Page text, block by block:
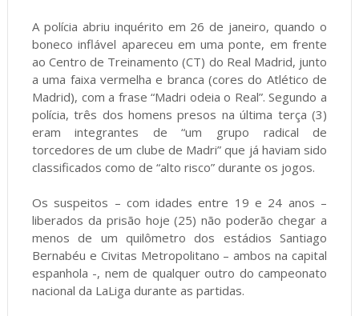
A polícia abriu inquérito em 26 de janeiro, quando o
boneco inflável apareceu em uma ponte, em frente
ao Centro de Treinamento (CT) do Real Madrid, junto
a uma faixa vermelha e branca (cores do Atlético de
Madrid), com a frase “Madri odeia o Real”. Segundo a
polícia, três dos homens presos na última terça (3)
eram integrantes de “um grupo radical de
torcedores de um clube de Madri” que já haviam sido
classificados como de “alto risco” durante os jogos.
Os suspeitos – com idades entre 19 e 24 anos –
liberados da prisão hoje (25) não poderão chegar a
menos de um quilômetro dos estádios Santiago
Bernabéu e Civitas Metropolitano – ambos na capital
espanhola -, nem de qualquer outro do campeonato
nacional da LaLiga durante as partidas.